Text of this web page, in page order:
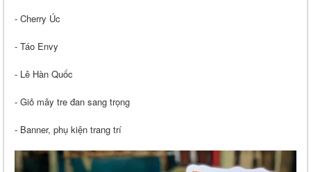
- Cherry Úc
- Táo Envy
- Lê Hàn Quốc
- Giỏ mây tre đan sang trọng
- Banner, phụ kiện trang trí